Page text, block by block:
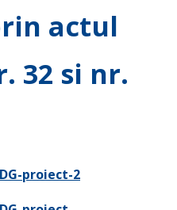
actul
32 si nr.
proiect-2